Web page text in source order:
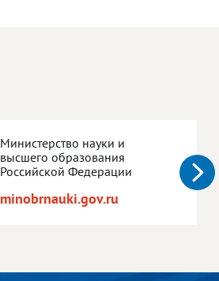
Министерство науки и
высшего образования
Российской Федерации
minobrnauki.gov.ru